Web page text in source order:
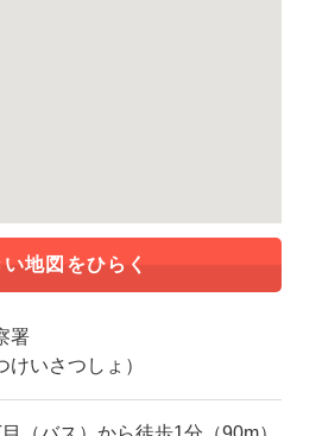
い地図をひらく
署
けいさつしょ）